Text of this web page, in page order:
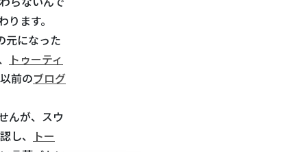
ます。
元になった
トゥーティ
前のブログ
んが、スウ
し、
トー